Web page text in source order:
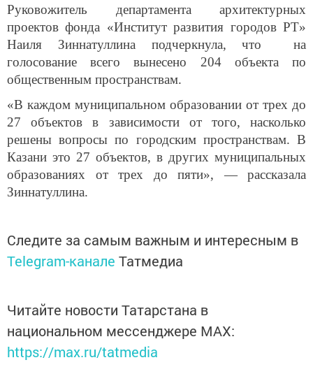
Руковожитель департамента архитектурных
проектов фонда «Институт развития городов РТ»
Наиля Зиннатуллина подчеркнула, что на
голосование всего вынесено 204 объекта по
общественным пространствам.
«В каждом муниципальном образовании от трех до
27 объектов в зависимости от того, насколько
решены вопросы по городским пространствам. В
Казани это 27 объектов, в других муниципальных
образованиях от трех до пяти», — рассказала
Зиннатуллина.
Следите за самым важным и интересным в
Telegram-канале Татмедиа
Читайте новости Татарстана в
национальном мессенджере MАХ:
https://max.ru/tatmedia